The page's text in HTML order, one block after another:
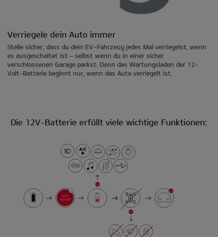
Verriegele dein Auto immer
Stelle sicher, dass du dein EV-Fahrzeug jedes Mal verriegelst, wenn
es ausgeschaltet ist – selbst wenn du in einer sicher
verschlossenen Garage parkst. Denn das Wartungsladen der 12-
Volt-Batterie beginnt nur, wenn das Auto verriegelt ist.
Die 12V-Batterie erfüllt viele wichtige Funktionen: